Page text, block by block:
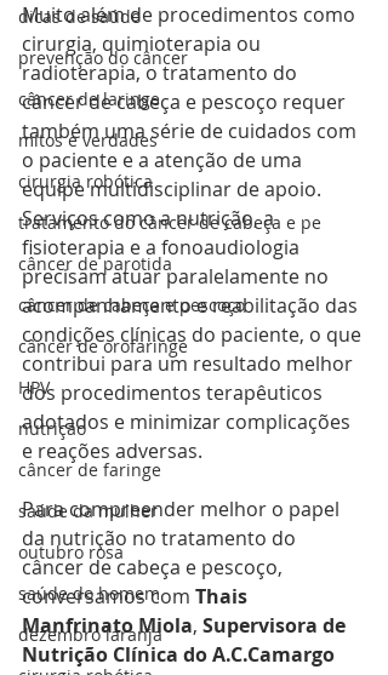
dicas de saúde
prevenção do câncer
câncer de laringe
mitos e verdades
cirurgia robótica
tratamento do câncer de cabeça e pe
câncer de parotida
câncer de cabeça e pescoço
câncer de orofaringe
HPV
nutrição
câncer de faringe
saúde da mulher
outubro rosa
saúde do homem
dezembro laranja
Muito além de procedimentos como
cirurgia, quimioterapia ou
radioterapia, o tratamento do
câncer de cabeça e pescoço requer
também uma série de cuidados com
o paciente e a atenção de uma
equipe multidisciplinar de apoio.
Serviços como a nutrição, a
fisioterapia e a fonoaudiologia
precisam atuar paralelamente no
acompanhamento e reabilitação das
condições clínicas do paciente, o que
contribui para um resultado melhor
dos procedimentos terapêuticos
adotados e minimizar complicações
e reações adversas.
Para compreender melhor o papel
da nutrição no tratamento do
câncer de cabeça e pescoço,
conversamos com Thais
Manfrinato Miola, Supervisora de
Nutrição Clínica do A.C.Camargo